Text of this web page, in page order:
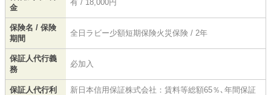
金
有 / 18,000円
保険名 / 保険
期間
全日ラビー少額短期保険火災保険 / 2年
保証人代行義
務
必加入
保証人代行利
新日本信用保証株式会社：賃料等総額65％､年間保証